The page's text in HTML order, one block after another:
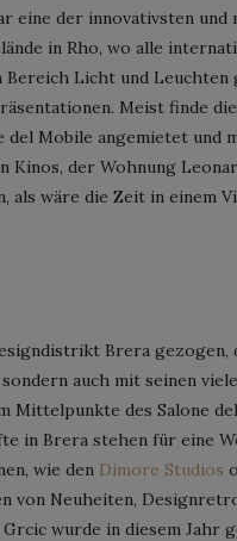
eine der innovativsten und
in Rho, wo alle
Bereich Licht und
Meist finde
del Mobile angemietet und
Kinos, der Wohnung
als wäre die Zeit in einem
Brera
auch mit seinen
Mittelpunkte des Salone
in Brera stehen für eine
wie den Dimore Studios
von Neuheiten,
wurde in diesem Jahr